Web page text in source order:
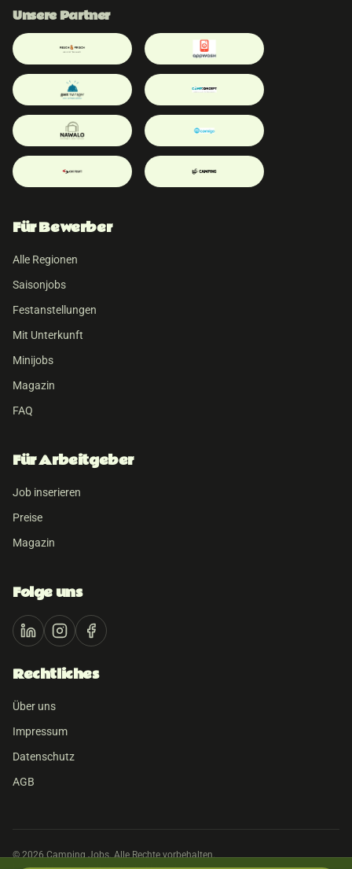
Unsere Partner
Für Bewerber
Alle Regionen
Saisonjobs
Festanstellungen
Mit Unterkunft
Minijobs
Magazin
FAQ
Für Arbeitgeber
Job inserieren
Preise
Magazin
Folge uns
Rechtliches
Über uns
Impressum
Datenschutz
AGB
©2026Camping Jobs. Alle Rechte vorbehalten.